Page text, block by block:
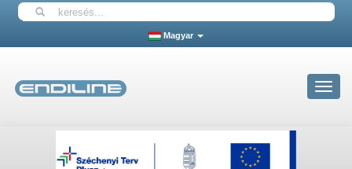
Magyar
Toggle